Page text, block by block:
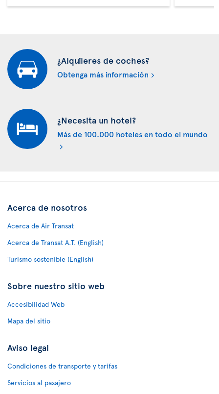
¿Alquileres de coches?
Obtenga más información
¿Necesita un hotel?
Más de 100.000 hoteles en todo el mundo
Acerca de nosotros
Acerca de Air Transat
Acerca de Transat A.T. (English)
Turismo sostenible (English)
Sobre nuestro sitio web
Accesibilidad Web
Mapa del sitio
Aviso legal
Condiciones de transporte y tarifas
Servicios al pasajero